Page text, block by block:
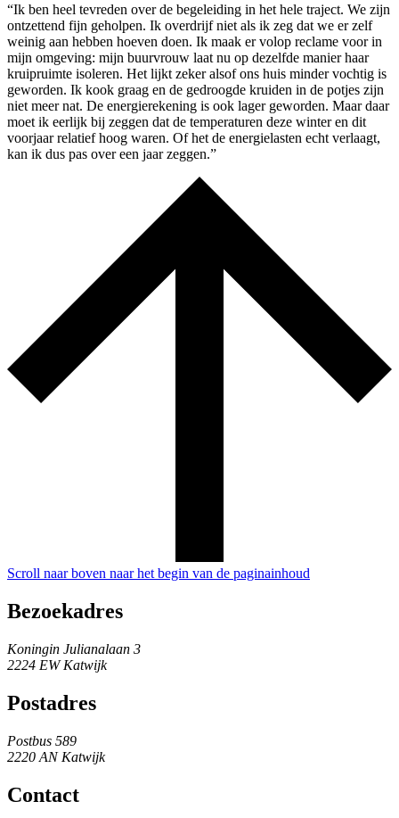
“Ik ben heel tevreden over de begeleiding in het hele traject. We zijn
ontzettend fijn geholpen. Ik overdrijf niet als ik zeg dat we er zelf
weinig aan hebben hoeven doen. Ik maak er volop reclame voor in
mijn omgeving: mijn buurvrouw laat nu op dezelfde manier haar
kruipruimte isoleren. Het lijkt zeker alsof ons huis minder vochtig is
geworden. Ik kook graag en de gedroogde kruiden in de potjes zijn
niet meer nat. De energierekening is ook lager geworden. Maar daar
moet ik eerlijk bij zeggen dat de temperaturen deze winter en dit
voorjaar relatief hoog waren. Of het de energielasten echt verlaagt,
kan ik dus pas over een jaar zeggen.”
Scroll naar boven naar het begin van de paginainhoud
Bezoekadres
Koningin Julianalaan 3
2224 EW Katwijk
Postadres
Postbus 589
2220 AN Katwijk
Contact